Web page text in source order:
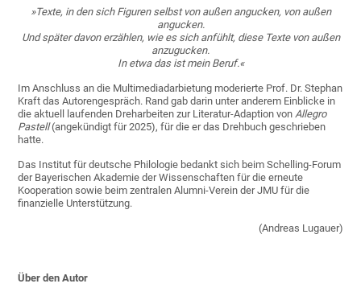
»Texte, in den sich Figuren selbst von außen angucken, von außen
angucken.
Und später davon erzählen, wie es sich anfühlt, diese Texte von außen
anzugucken.
In etwa das ist mein Beruf.«
Im Anschluss an die Multimediadarbietung moderierte Prof. Dr. Stephan
Kraft das Autorengespräch. Rand gab darin unter anderem Einblicke in
die aktuell laufenden Dreharbeiten zur Literatur-Adaption vonAllegro
Pastell(angekündigt für 2025), für die er das Drehbuch geschrieben
hatte.
Das Institut für deutsche Philologie bedankt sich beim Schelling-Forum
der Bayerischen Akademie der Wissenschaften für die erneute
Kooperation sowie beim zentralen Alumni-Verein der JMU für die
finanzielle Unterstützung.
(Andreas Lugauer)
Über den Autor